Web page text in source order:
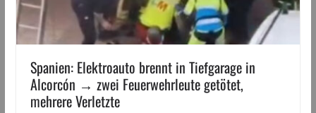
Spanien: Elektroauto brennt in Tiefgarage in
Alcorcón → zwei Feuerwehrleute getötet,
mehrere Verletzte